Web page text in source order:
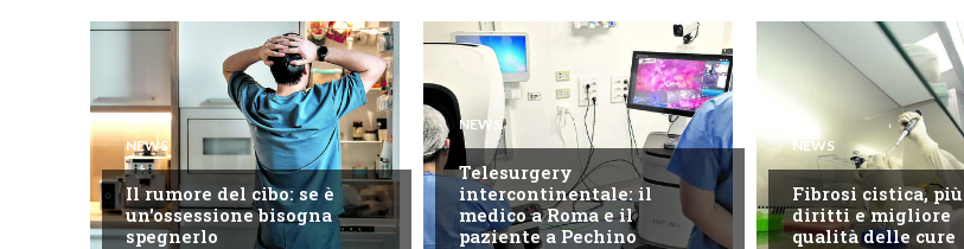
NEWS
Il rumore del cibo: se è
un'ossessione bisogna
spegnerlo
NEWS
Telesurgery
intercontinentale: il
medico a Roma e il
paziente a Pechino
NEWS
Fibrosi cistica, più
diritti e migliore
qualità delle cure